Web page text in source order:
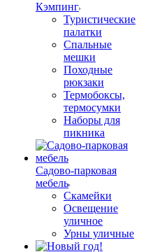
Кэмпинг
Туристические
палатки
Спальные
мешки
Походные
рюкзаки
Термобоксы,
термосумки
Наборы для
пикника
Садово-парковая
мебель
Скамейки
Освещение
уличное
Урны уличные